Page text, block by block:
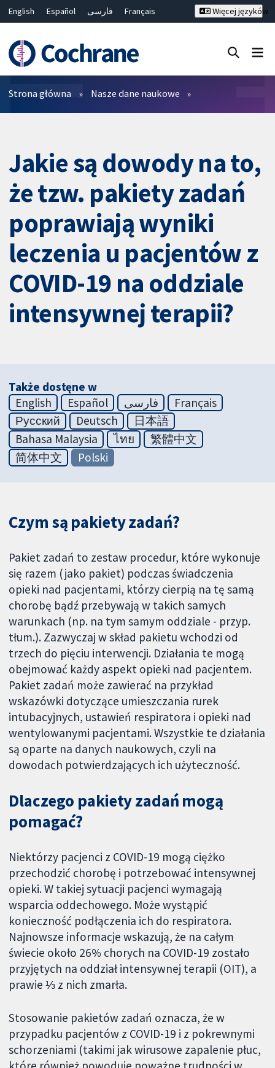
English Español فارسی
Français
Bahasa Malaysia
ไทย
繁體中文
简体中文
Więcej języków
Filtry
Strona główna Nasze dane naukowe
Jakie są dowody na to,
że tzw. pakiety zadań
poprawiają wyniki
leczenia u pacjentów z
COVID-19 na oddziale
intensywnej terapii?
Także dostęne w
English
Español فارسی
Français
Русский
Deutsch
日本語
Bahasa Malaysia
ไทย
繁體中文
简体中文
Polski
Czym są pakiety zadań?
Pakiet zadań to zestaw procedur, które wykonuje
się razem (jako pakiet) podczas świadczenia
opieki nad pacjentami, którzy cierpią na tę samą
chorobę bądź przebywają w takich samych
warunkach (np. na tym samym oddziale - przyp.
tłum.). Zazwyczaj w skład pakietu wchodzi od
trzech do pięciu interwencji. Działania te mogą
obejmować każdy aspekt opieki nad pacjentem.
Pakiet zadań może zawierać na przykład
wskazówki dotyczące umieszczania rurek
intubacyjnych, ustawień respiratora i opieki nad
wentylowanymi pacjentami. Wszystkie te działania
są oparte na danych naukowych, czyli na
dowodach potwierdzających ich użyteczność.
Dlaczego pakiety zadań mogą
pomagać?
Niektórzy pacjenci z COVID-19 mogą ciężko
przechodzić chorobę i potrzebować intensywnej
opieki. W takiej sytuacji pacjenci wymagają
wsparcia oddechowego. Może wystąpić
konieczność podłączenia ich do respiratora.
Najnowsze informacje wskazują, że na całym
świecie około 26% chorych na COVID-19 zostało
przyjętych na oddział intensywnej terapii (OIT), a
prawie ⅓ z nich zmarła.
Stosowanie pakietów zadań oznacza, że w
przypadku pacjentów z COVID-19 i z pokrewnymi
schorzeniami (takimi jak wirusowe zapalenie płuc,